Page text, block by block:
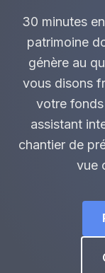
30 minutes
patrimoine
génère au
vous disons
votre
assistant
chantier de
vue